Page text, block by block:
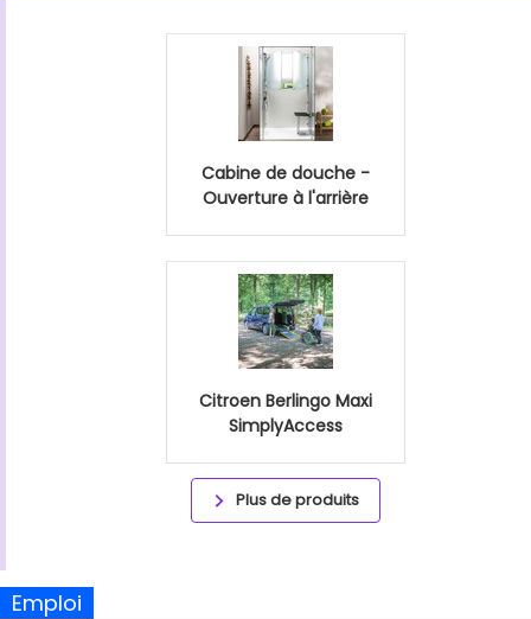
Cabine de douche -
Ouverture à l'arrière
Citroen Berlingo Maxi
SimplyAccess
Plus de produits
Emploi